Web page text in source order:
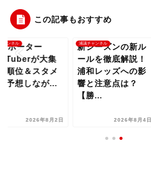
この記事もおすすめ
ャンネル
ポーター
が大集
順位＆スタメ
予想しなが...
2026年8月2日
浦議チャンネル
新シーズンの新ル
ールを徹底解説！
浦和レッズへの影
響と注意点は？
【勝...
2026年8月4日